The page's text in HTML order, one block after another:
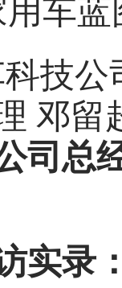
车蓝
司总
实录